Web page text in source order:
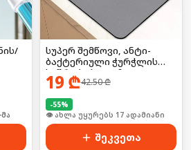
სუპერ შემწოვი, ანტი-
ბაქტერიული ჭურჭლის
საშრობი ხალიჩა
19 ₾42.50₾
-55%
🛒 ბოლო 24სთ-ში იყიდა 26-მა
შეკვეთა